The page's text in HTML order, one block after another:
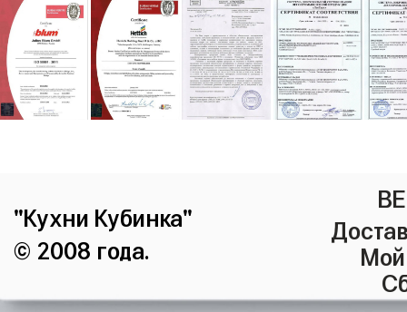
"Кухни Кубинка"
© 2008 года.